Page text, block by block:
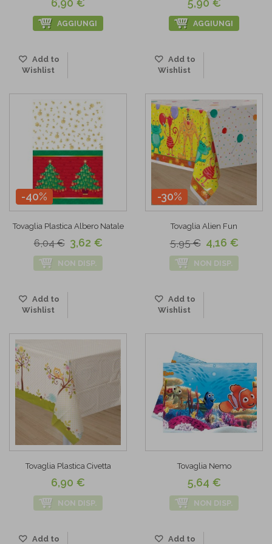
6,90 €
AGGIUNGI
Add to
Wishlist
5,90 €
AGGIUNGI
Add to
Wishlist
-40%
Tovaglia Plastica Albero Natale
6,04 € 3,62 €
NON DISP.
Add to
Wishlist
-30%
Tovaglia Alien Fun
5,95 € 4,16 €
NON DISP.
Add to
Wishlist
Tovaglia Plastica Civetta
6,90 €
NON DISP.
Add to
Tovaglia Nemo
5,64 €
NON DISP.
Add to